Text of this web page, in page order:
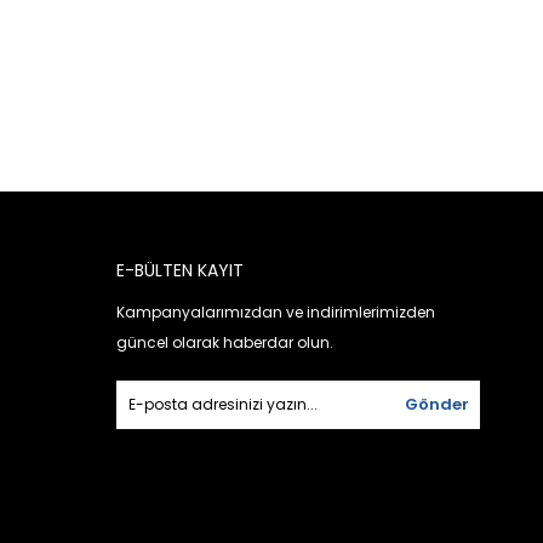
E-BÜLTEN KAYIT
Kampanyalarımızdan ve indirimlerimizden
güncel olarak haberdar olun.
Gönder